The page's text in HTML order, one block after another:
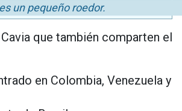
un pequeño roedor.
que también comparten el
en Colombia, Venezuela y